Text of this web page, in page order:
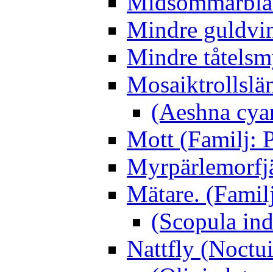
Mindre
Mindre
(Aeshna
Mott (Familj:
Mätare.
(Scopula
Nattfly